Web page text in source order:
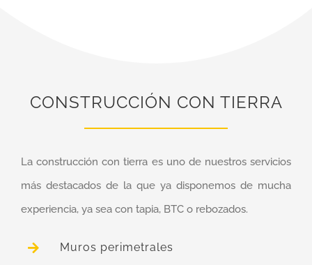
CONSTRUCCIÓN CON TIERRA
La construcción con tierra es uno de nuestros servicios
más destacados de la que ya disponemos de mucha
experiencia, ya sea con tapia, BTC o rebozados.
Muros perimetrales